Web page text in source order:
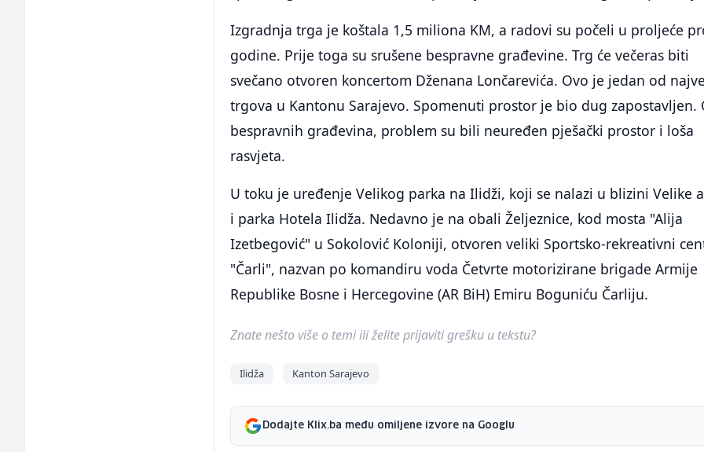
Izgradnja trga je koštala 1,5 miliona KM, a radovi su počeli u proljeće
godine. Prije toga su srušene bespravne građevine. Trg će večeras biti
svečano otvoren koncertom Dženana Lončarevića. Ovo je jedan od
trgova u Kantonu Sarajevo. Spomenuti prostor je bio dug zapostavljen.
bespravnih građevina, problem su bili neuređen pješački prostor i loša
rasvjeta.
U toku je uređenje Velikog parka na Ilidži, koji se nalazi u blizini Velike
i parka Hotela Ilidža. Nedavno je na obali Željeznice, kod mosta "Alija
Izetbegović" u Sokolović Koloniji, otvoren veliki Sportsko-rekreativni
"Čarli", nazvan po komandiru voda Četvrte motorizirane brigade Armije
Republike Bosne i Hercegovine (AR BiH) Emiru Boguniću Čarliju.
Znate nešto više o temi ili želite prijaviti grešku u tekstu?
Ilidža Kanton Sarajevo
Dodajte Klix.ba među omiljene izvore na Googlu